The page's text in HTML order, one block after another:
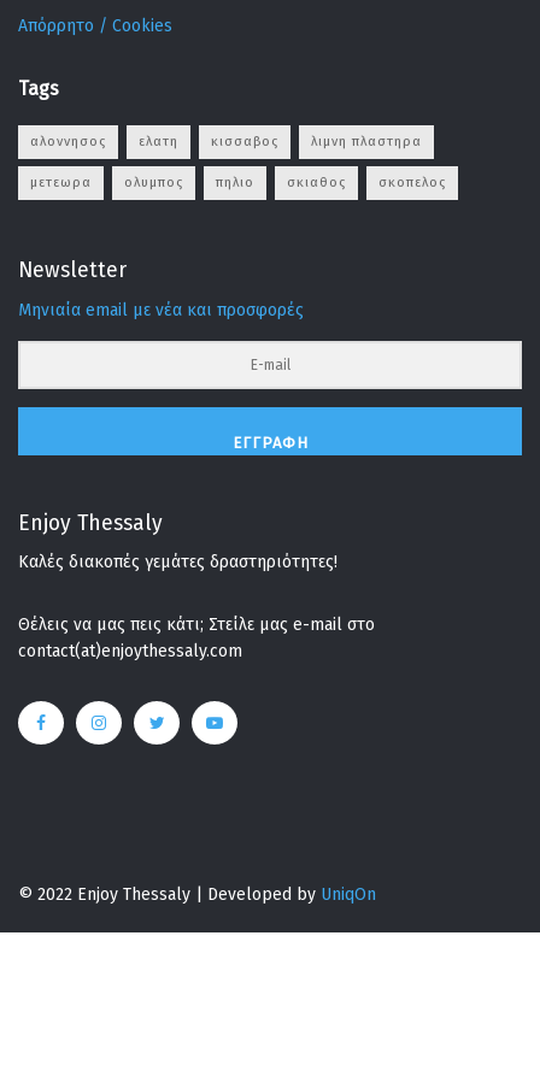
Απόρρητο / Cookies
Tags
αλοννησος ελατη κισσαβος λιμνη πλαστηρα
μετεωρα ολυμπος πηλιο σκιαθος σκοπελος
Newsletter
Μηνιαία email με νέα και προσφορές
ΕΓΓΡΑΦΉ
Enjoy Thessaly
Καλές διακοπές γεμάτες δραστηριότητες!
Θέλεις να μας πεις κάτι; Στείλε μας e-mail στο
contact(at)enjoythessaly.com
© 2022 Enjoy Thessaly | Developed by UniqOn